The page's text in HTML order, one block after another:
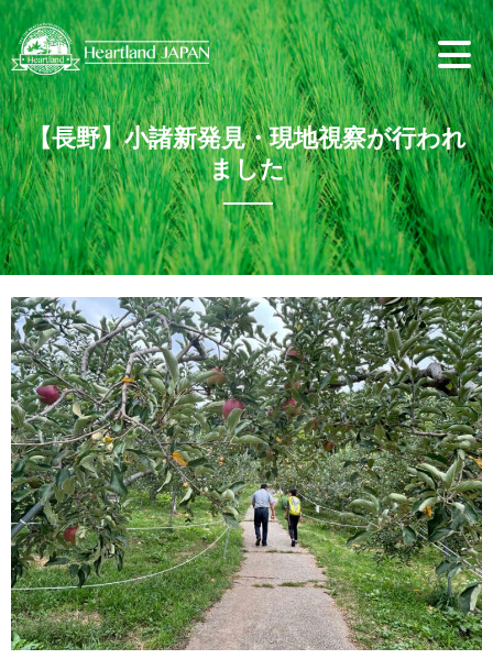
【長野】小諸新発見・現地視察が行われ
ました